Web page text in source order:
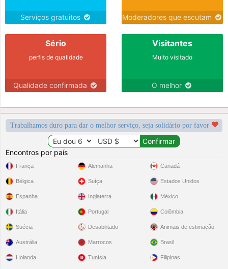
Serviços gratuitos Moderadores que escutam
Sério
perfis de qualidade
Qualidade confirmada
Visitantes
Muito visitado
O melhor
Trabalhamos duro para dar o melhor serviço, seja solidário por favor
Encontros por país
França
Bélgica
Espanha
Itália
Suécia
Alemanha
Suíça
Inglaterra
Portugal
Desabilitado
Canadá
Estados Unidos
México
Colômbia
Animais de estimação
Austrália
Holanda
Marrocos
Tunísia
Brasil
Filipinas